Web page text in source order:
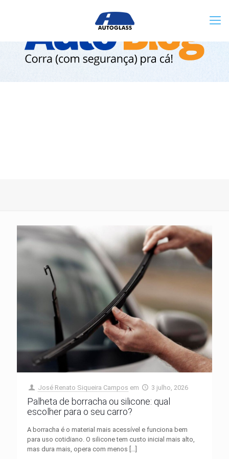
José Renato Siqueira Campos em 3 julho, 2026
Palheta de borracha ou silicone: qual
escolher para o seu carro?
A borracha é o material mais acessível e funciona bem
para uso cotidiano. O silicone tem custo inicial mais alto,
mas dura mais, opera com menos […]